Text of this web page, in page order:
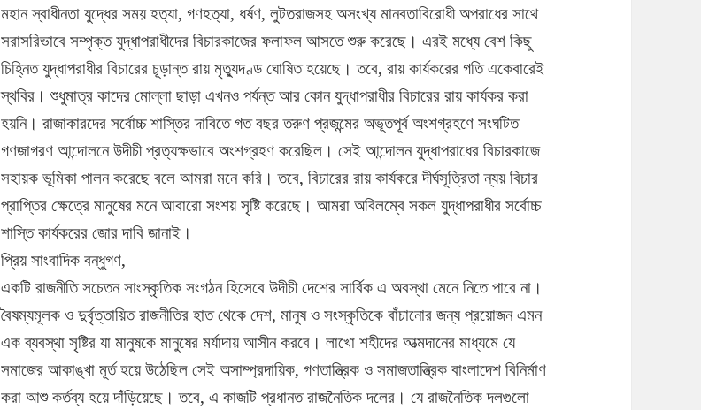
মহান স্বাধীনতা যুদ্ধের সময় হত্যা, গণহত্যা, ধর্ষণ, লুটতরাজসহ অসংখ্য মানবতাবিরোধী অপরাধের সাথে
সরাসরিভাবে সম্পৃক্ত যুদ্ধাপরাধীদের বিচারকাজের ফলাফল আসতে শুরু করেছে। এরই মধ্যে বেশ কিছু
চিহ্নিত যুদ্ধাপরাধীর বিচারের চূড়ান্ত রায় মৃত্যুদণ্ড ঘোষিত হয়েছে। তবে, রায় কার্যকরের গতি একেবারেই
স্থবির। শুধুমাত্র কাদের মোল্লা ছাড়া এখনও পর্যন্ত আর কোন যুদ্ধাপরাধীর বিচারের রায় কার্যকর করা
হয়নি। রাজাকারদের সর্বোচ্চ শাস্তির দাবিতে গত বছর তরুণ প্রজন্মের অভূতপূর্ব অংশগ্রহণে সংঘটিত
গণজাগরণ আন্দোলনে উদীচী প্রত্যক্ষভাবে অংশগ্রহণ করেছিল। সেই আন্দোলন যুদ্ধাপরাধের বিচারকাজে
সহায়ক ভূমিকা পালন করেছে বলে আমরা মনে করি। তবে, বিচারের রায় কার্যকরে দীর্ঘসূত্রিতা ন্যয় বিচার
প্রাপ্তির ক্ষেত্রে মানুষের মনে আবারো সংশয় সৃষ্টি করেছে। আমরা অবিলম্বে সকল যুদ্ধাপরাধীর সর্বোচ্চ
শাস্তি কার্যকরের জোর দাবি জানাই।
প্রিয় সাংবাদিক বন্ধুগণ,
একটি রাজনীতি সচেতন সাংস্কৃতিক সংগঠন হিসেবে উদীচী দেশের সার্বিক এ অবস্থা মেনে নিতে পারে না।
বৈষম্যমূলক ও দুর্বৃত্তায়িত রাজনীতির হাত থেকে দেশ, মানুষ ও সংস্কৃতিকে বাঁচানোর জন্য প্রয়োজন এমন
এক ব্যবস্থা সৃষ্টির যা মানুষকে মানুষের মর্যাদায় আসীন করবে। লাখো শহীদের আত্মদানের মাধ্যমে যে
সমাজের আকাঙ্খা মূর্ত হয়ে উঠেছিল সেই অসাম্প্রদায়িক, গণতান্ত্রিক ও সমাজতান্ত্রিক বাংলাদেশ বিনির্মাণ
করা আশু কর্তব্য হয়ে দাঁড়িয়েছে। তবে, এ কাজটি প্রধানত রাজনৈতিক দলের। যে রাজনৈতিক দলগুলো